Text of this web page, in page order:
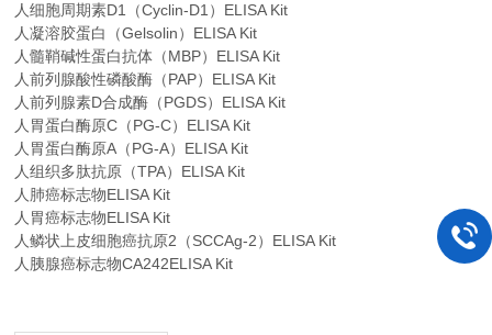
人细胞周期素D1（Cyclin-D1）ELISA Kit
人凝溶胶蛋白（Gelsolin）ELISA Kit
人髓鞘碱性蛋白抗体（MBP）ELISA Kit
人前列腺酸性磷酸酶（PAP）ELISA Kit
人前列腺素D合成酶（PGDS）ELISA Kit
人胃蛋白酶原C（PG-C）ELISA Kit
人胃蛋白酶原A（PG-A）ELISA Kit
人组织多肽抗原（TPA）ELISA Kit
人肺癌标志物ELISA Kit
人胃癌标志物ELISA Kit
人鳞状上皮细胞癌抗原2（SCCAg-2）ELISA Kit
人胰腺癌标志物CA242ELISA Kit